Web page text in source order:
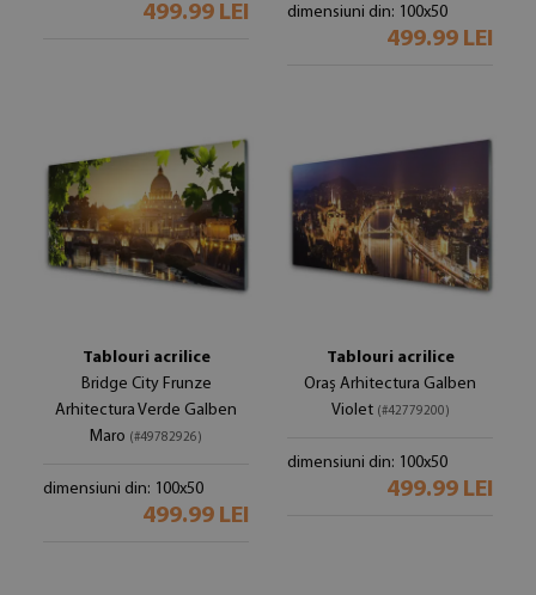
499.99 LEI dimensiuni din: 100x50
499.99 LEI
Tablouri acrilice
Bridge City Frunze
Arhitectura Verde Galben
Maro (#49782926)
dimensiuni din: 100x50
499.99 LEI
Tablouri acrilice
Oraș Arhitectura Galben
Violet (#42779200)
dimensiuni din: 100x50
499.99 LEI